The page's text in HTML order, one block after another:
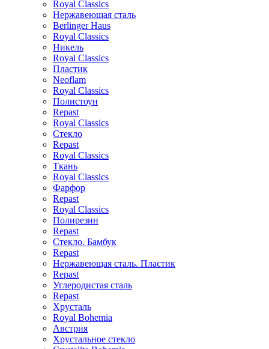
Royal Classics
Нержавеющая сталь
Berlinger Haus
Royal Classics
Никель
Royal Classics
Пластик
Neoflam
Royal Classics
Полистоун
Repast
Royal Classics
Стекло
Repast
Royal Classics
Ткань
Royal Classics
Фарфор
Repast
Royal Classics
Полирезин
Repast
Стекло. Бамбук
Repast
Нержавеющая сталь. Пластик
Repast
Углеродистая сталь
Repast
Хрусталь
Royal Bohemia
Австрия
Хрустальное стекло